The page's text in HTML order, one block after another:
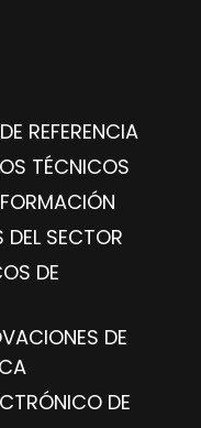
REFERENCIA
TÉCNICOS
DEL SECTOR
DE
DE
DE